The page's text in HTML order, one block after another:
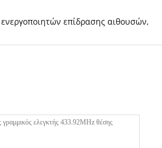
επίδρασης αιθουσών,